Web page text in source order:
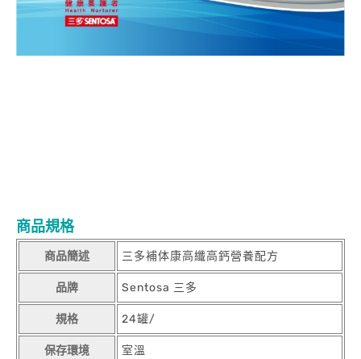
商品規格
商品簡述 三多補体康高纖高鈣營養配方
品牌 Sentosa 三多
規格 24罐/
保存環境 室溫